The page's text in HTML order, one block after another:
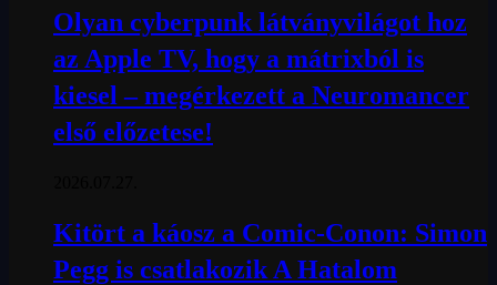
Olyan cyberpunk látványvilágot hoz
az Apple TV, hogy a mátrixból is
kiesel – megérkezett a Neuromancer
első előzetese!
Kitört a káosz a Comic-Conon: Simon
Pegg is csatlakozik A Hatalom